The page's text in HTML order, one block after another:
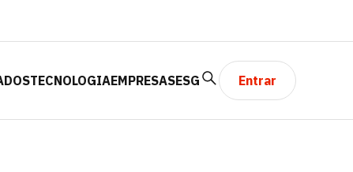
TECNOLOGIAEMPRESASESG Entrar